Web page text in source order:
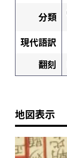
分類
現代語訳
翻刻
地図表示
+